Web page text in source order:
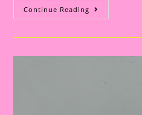
Continue Reading Cartão
Lembrança
O
Pais
Dos